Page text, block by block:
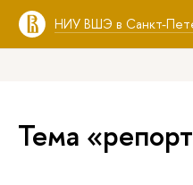
НИУ ВШЭ в Санкт-
Тема